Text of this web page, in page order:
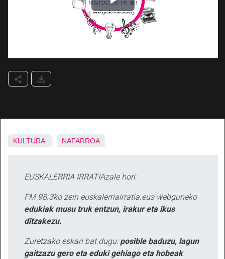
KULTURA NAFARROA
EUSKALERRIA IRRATIAzale hori:
FM 98.3ko zein euskalerriairratia.eus webguneko
edukiak musu truk entzun, irakur eta ikus
ditzakezu.
Zuretzako eskari bat dugu: posible baduzu, lagun
gaitzazu gero eta eduki gehiago eta hobeak